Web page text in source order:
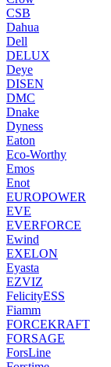
CSB
Dahua
Dell
DELUX
Deye
DISEN
DMC
Dnake
Dyness
Eaton
Eco-Worthy
Emos
Enot
EUROPOWER
EVE
EVERFORCE
Ewind
EXELON
Eyasta
EZVIZ
FelicityESS
Fiamm
FORCEKRAFT
FORSAGE
ForsLine